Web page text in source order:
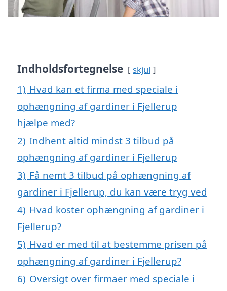
Indholdsfortegnelse skjul
1) Hvad kan et firma med speciale i
ophængning af gardiner i Fjellerup
hjælpe med?
2) Indhent altid mindst 3 tilbud på
ophængning af gardiner i Fjellerup
3) Få nemt 3 tilbud på ophængning af
gardiner i Fjellerup, du kan være tryg ved
4) Hvad koster ophængning af gardiner i
Fjellerup?
5) Hvad er med til at bestemme prisen på
ophængning af gardiner i Fjellerup?
6) Oversigt over firmaer med speciale i